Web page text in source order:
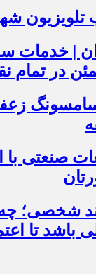
تلویزیون
| خدمات
در تمام
صنعتی با
شخصی؛ چه
باشد تا